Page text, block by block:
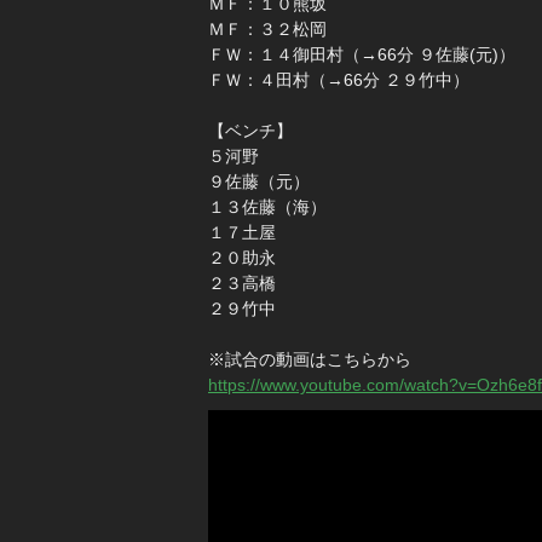
ＭＦ：３２松岡
ＦＷ：１４御田村（→66分 ９佐藤(元)）
ＦＷ：４田村（→66分 ２９竹中）
【ベンチ】
５河野
９佐藤（元）
１３佐藤（海）
１７土屋
２０助永
２３高橋
２９竹中
※試合の動画はこちらから
https://www.youtube.com/